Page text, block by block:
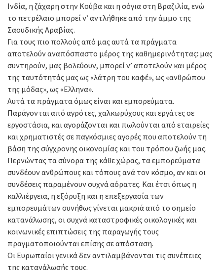
Ινδία, η ζάχαρη στην Κούβα και η σόγια στη Βραζιλία, ενώ
το πετρέλαιο μπορεί ν’ αντλήθηκε από την άμμο της
Σαουδικής Αραβίας.
Για τους πιο πολλούς από μας αυτά τα πράγματα
αποτελούν αναπόσπαστο μέρος της καθημερινότητας: μας
συντηρούν, μας βολεύουν, μπορεί ν’ αποτελούν και μέρος
της ταυτότητάς μας ως «λάτρη του καφέ», ως «ανθρώπου
της μόδας», ως «Ελληνα».
Αυτά τα πράγματα όμως είναι και εμπορεύματα.
Παράγονται από αγρότες, χαλκωρύχους και εργάτες σε
εργοστάσια, και αγοράζονται και πωλούνται από εταιρείες
και χρηματιστές σε παγκόσμιες αγορές που αποτελούν τη
βάση της σύγχρονης οικονομίας και του τρόπου ζωής μας.
Περνώντας τα σύνορα της κάθε χώρας, τα εμπορεύματα
συνδέουν ανθρώπους και τόπους ανά τον κόσμο, αν και οι
συνδέσεις παραμένουν συχνά αόρατες. Και έτσι όπως η
καλλιέργεια, η εξόρυξη και η επεξεργασία των
εμπορευμάτων συνήθως γίνεται μακριά από το σημείο
κατανάλωσης, οι συχνά καταστροφικές οικολογικές και
κοινωνικές επιπτώσεις της παραγωγής τους
πραγματοποιούνται επίσης σε απόσταση.
Οι Ευρωπαίοι γενικά δεν αντιλαμβάνονται τις συνέπειες
της κατανάλωσής τους.